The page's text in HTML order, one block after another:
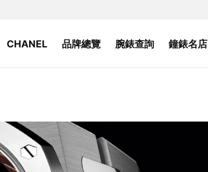
CHANEL 品牌總覽 腕錶查詢 鐘錶名店